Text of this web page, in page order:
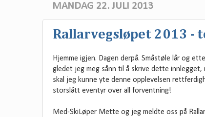
MANDAG 22. JULI 2013
Rallarvegsløpet 2013 -
Hjemme igjen. Dagen derpå. Småstøle lår og
gledet jeg meg sånn til å skrive dette
skal jeg kunne yte denne opplevelsen
storslått eventyr over all forventning!
Med-SkiLøper Mette og jeg meldte oss på